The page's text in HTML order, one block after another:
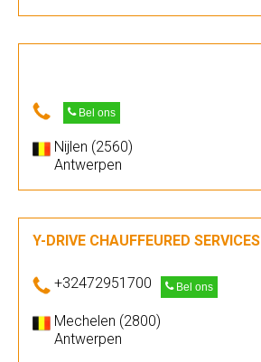
Bel ons
Nijlen (2560)
Antwerpen
Y-DRIVE CHAUFFEURED SERVICES
+32472951700 Bel ons
Mechelen (2800)
Antwerpen